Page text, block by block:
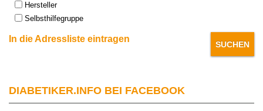
Hersteller
Selbsthilfegruppe
In die Adressliste eintragen
DIABETIKER.INFO BEI FACEBOOK